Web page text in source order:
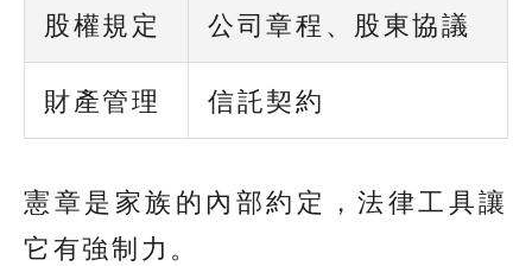
股權規定 公司章程、股東協議
財產管理 信託契約
憲章是家族的內部約定，法律工具讓
它有強制力。